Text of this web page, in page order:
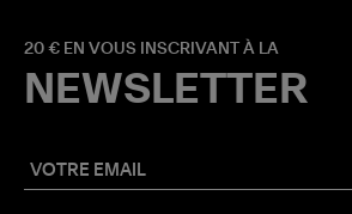
20 € EN VOUS INSCRIVANT À LA
NEWSLETTER